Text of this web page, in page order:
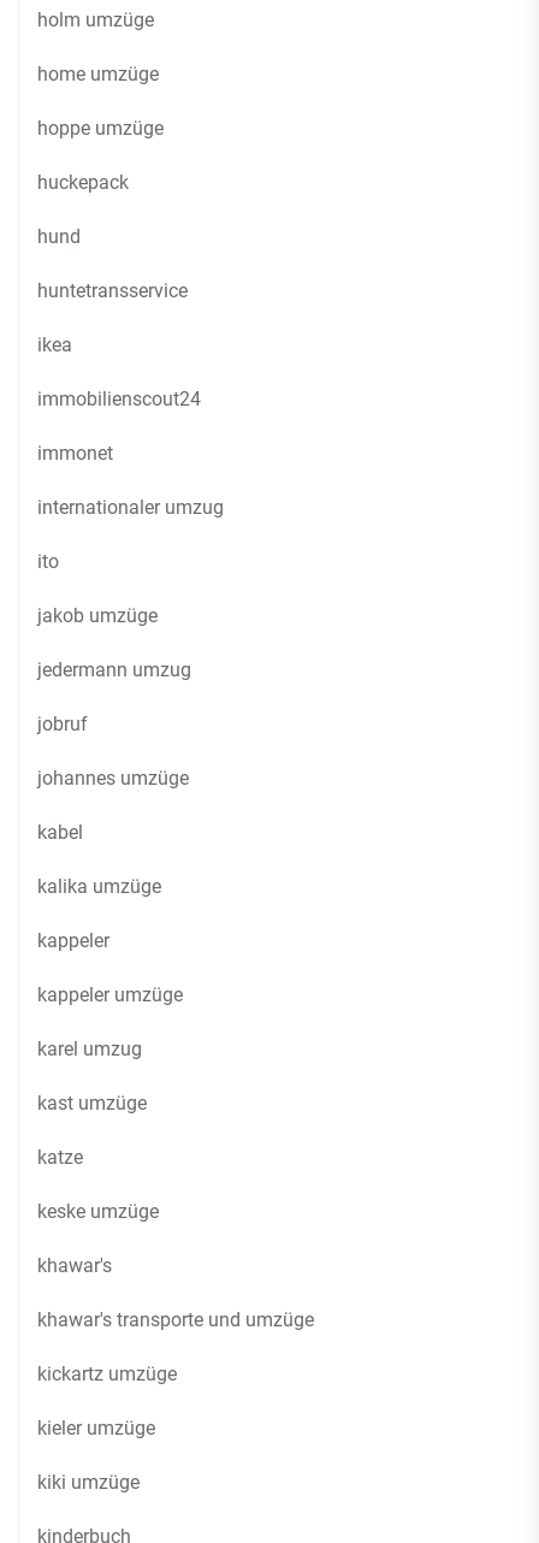
holm umzüge
home umzüge
hoppe umzüge
huckepack
hund
huntetransservice
ikea
immobilienscout24
immonet
internationaler umzug
ito
jakob umzüge
jedermann umzug
jobruf
johannes umzüge
kabel
kalika umzüge
kappeler
kappeler umzüge
karel umzug
kast umzüge
katze
keske umzüge
khawar's
khawar's transporte und umzüge
kickartz umzüge
kieler umzüge
kiki umzüge
kinderbuch